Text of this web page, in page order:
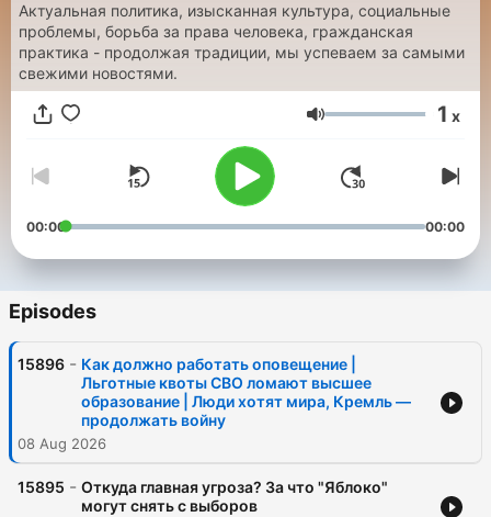
Актуальная политика, изысканная культура, социальные
проблемы, борьба за права человека, гражданская
практика - продолжая традиции, мы успеваем за самыми
свежими новостями.
Volume 1 x
00:00 00:00
Episodes
15896 - Как должно работать оповещение |
Льготные квоты СВО ломают высшее
образование | Люди хотят мира, Кремль —
продолжать войну
08 Aug 2026
15895 - Откуда главная угроза? За что "Яблоко"
могут снять с выборов